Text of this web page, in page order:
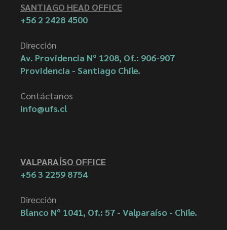
SANTIAGO HEAD OFFICE
+56 2 2428 4500
Dirección
Av. Providencia Nº 1208, Of.: 906-907
Providencia - Santiago Chile.
Contáctanos
info@ufs.cl
VALPARAÍSO OFFICE
+56 3 2259 8754
Dirección
Blanco Nº 1041, Of.: 57 - Valparaíso - Chile.